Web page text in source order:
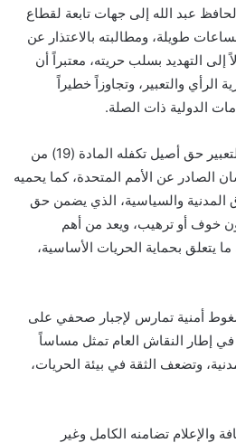
عبد الله إلى جهات تابعة لقطاع
طويلة، ومطالبته بالاعتذار عن
التهديد بسلب حريته، معتبراً أن
الرأي والتعبير، وتجاوزاً خطيراً
الدولية ذات الصلة.
وأكد البيان أن حرية الرأي والتعبير حق أصيل تكفله المادة (19) من
الصادر عن الأمم المتحدة، كما يحميه
المدنية والسياسية، الذي يضمن حق
دون خوف أو ترهيب، ويعد من أهم
يتعلق بحماية الحريات الأساسية،
أمنية تمارس لإجبار صحفي على
إطار النقاش العام تمثل مساساً
وتضعف الثقة في بيئة الحريات،
والإعلام تضامنه الكامل وغير